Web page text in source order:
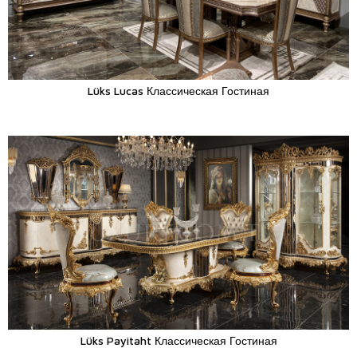
Lüks Lucas Классическая Гостиная
Lüks Payitaht Классическая Гостиная